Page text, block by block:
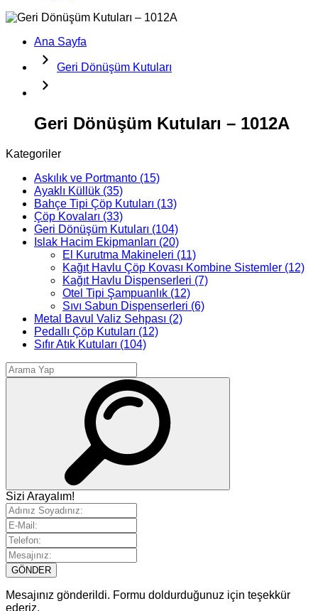
Ana Sayfa
Geri Dönüşüm Kutuları
Geri Dönüşüm Kutuları – 1012A
Kategoriler
Askılık ve Portmanto (15)
Ayaklı Küllük (35)
Bahçe Tipi Çöp Kutuları (13)
Çöp Kovaları (33)
Geri Dönüşüm Kutuları (104)
Islak Hacim Ekipmanları (20)
El Kurutma Makineleri (11)
Kağıt Havlu Çöp Kovası Kombine Sistemler (12)
Kağıt Havlu Dispenserleri (7)
Otel Tipi Şampuanlık (12)
Sıvı Sabun Dispenserleri (6)
Metal Bavul Valiz Sehpası (2)
Pedallı Çöp Kutuları (12)
Sıfır Atık Kutuları (104)
Sizi Arayalım!
GÖNDER
Mesajınız gönderildi. Formu doldurduğunuz için teşekkür
ederiz.